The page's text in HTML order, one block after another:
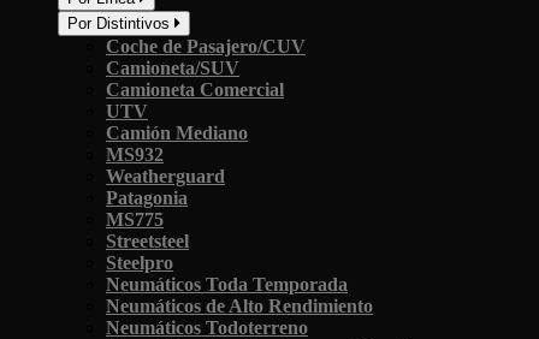
Por Distintivos
Coche de Pasajero/CUV
Camioneta/SUV
Camioneta Comercial
UTV
Camión Mediano
MS932
Weatherguard
Patagonia
MS775
Streetsteel
Steelpro
Neumáticos Toda Temporada
Neumáticos de Alto Rendimiento
Neumáticos Todoterreno